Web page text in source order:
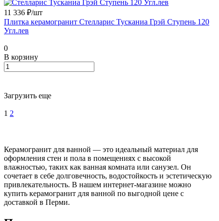
11 336 ₽/шт
Плитка керамогранит Стелларис Тусканиа Грэй Ступень 120
Угл.лев
0
В корзину
Загрузить еще
1 2
Керамогранит для ванной — это идеальный материал для
оформления стен и пола в помещениях с высокой
влажностью, таких как ванная комната или санузел. Он
сочетает в себе долговечность, водостойкость и эстетическую
привлекательность. В нашем интернет-магазине можно
купить керамогранит для ванной по выгодной цене с
доставкой в Перми.